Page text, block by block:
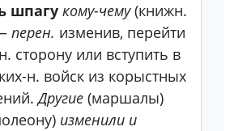
шпагу кому-чему(книжн.
перен. изменив, перейти
сторону или вступить в
н. войск из корыстных
Другие (маршалы)
изменили и